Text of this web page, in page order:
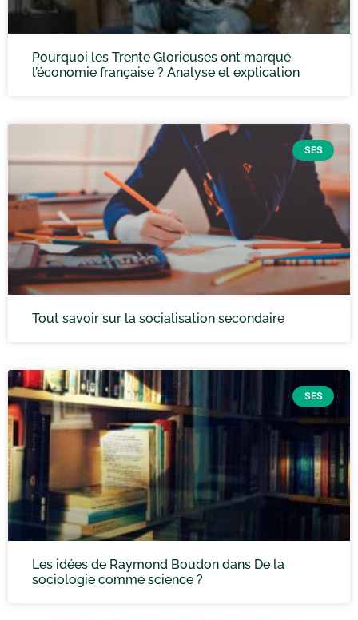
Pourquoi les Trente Glorieuses ont marqué
l’économie française ? Analyse et explication
SES
Tout savoir sur la socialisation secondaire
SES
Les idées de Raymond Boudon dans De la
sociologie comme science ?